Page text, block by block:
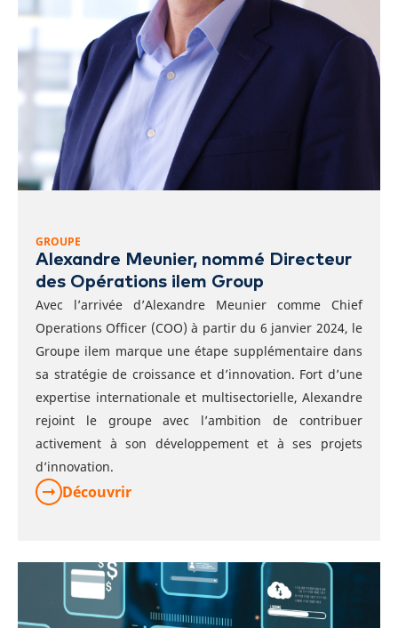
GROUPE
Alexandre Meunier, nommé Directeur
des Opérations ilem Group
Avec l’arrivée d’Alexandre Meunier comme Chief
Operations Officer (COO) à partir du 6 janvier 2024, le
Groupe ilem marque une étape supplémentaire dans
sa stratégie de croissance et d’innovation. Fort d’une
expertise internationale et multisectorielle, Alexandre
rejoint le groupe avec l’ambition de contribuer
activement à son développement et à ses projets
d’innovation.
Découvrir